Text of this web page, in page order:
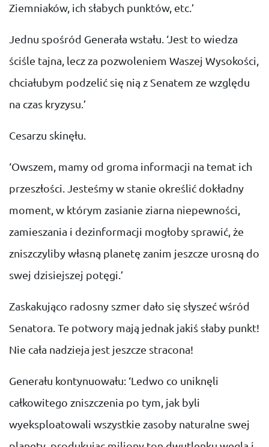
Ziemniaków, ich słabych punktów, etc.’
Jednu spośród Generała wstału. ‘Jest to wiedza
ściśle tajna, lecz za pozwoleniem Waszej Wysokości,
chciałubym podzelić się nią z Senatem ze względu
na czas kryzysu.’
Cesarzu skinęłu.
‘Owszem, mamy od groma informacji na temat ich
przeszłości. Jesteśmy w stanie określić dokładny
moment, w którym zasianie ziarna niepewności,
zamieszania i dezinformacji mogłoby sprawić, że
zniszczyliby własną planetę zanim jeszcze urosną do
swej dzisiejszej potęgi.’
Zaskakująco radosny szmer dało się słyszeć wśród
Senatora. Te potwory mają jednak jakiś słaby punkt!
Nie cała nadzieja jest jeszcze stracona!
Generału kontynuowału: ‘Ledwo co uniknęli
całkowitego zniszczenia po tym, jak byli
wyeksploatowali wszystkie zasoby naturalne swej